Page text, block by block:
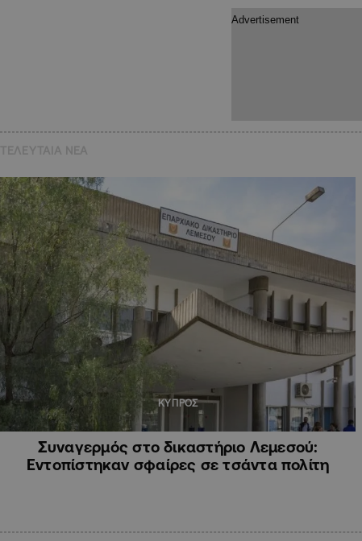
ΚΥΠΡΟΣ
Συναγερμός στο δικαστήριο Λεμεσού:
Εντοπίστηκαν σφαίρες σε τσάντα πολίτη